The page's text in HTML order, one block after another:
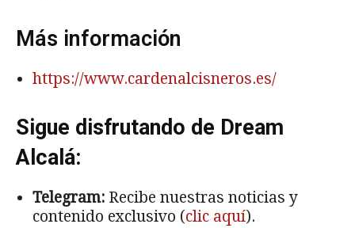
Más información
https://www.cardenalcisneros.es/
Sigue disfrutando de Dream
Alcalá:
Telegram: Recibe nuestras noticias y
contenido exclusivo (clic aquí).